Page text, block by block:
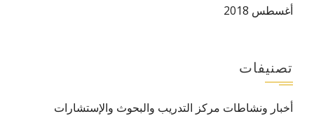
أغسطس 2018
تصنيفات
أخبار ونشاطات مركز التدريب والبحوث والإستشارات